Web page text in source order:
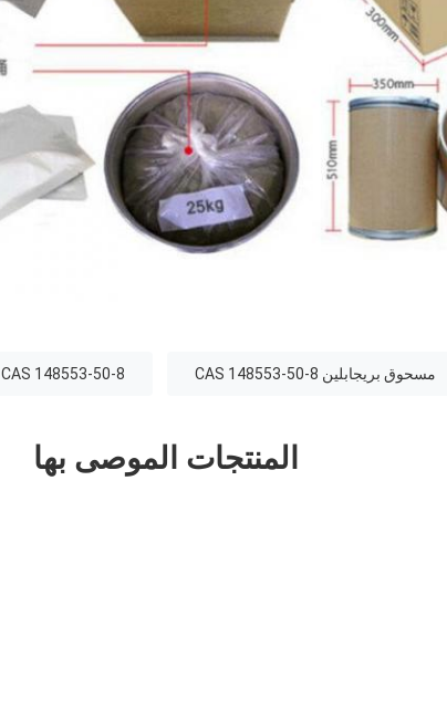
مسحوق بريجابلين CAS 148553-50-8 CAS 148553-50-8 لآلام الأعصاب الطرفية
المنتجات الموصى بها